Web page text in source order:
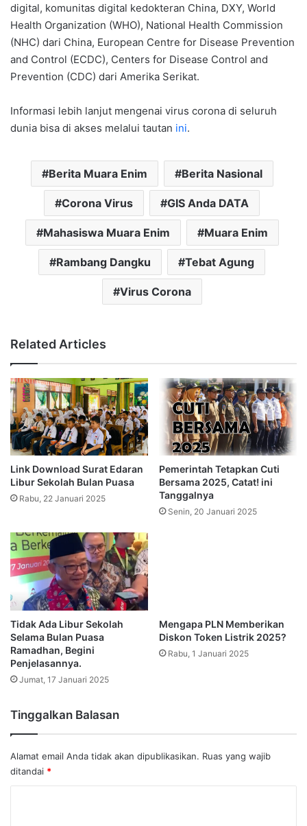
digital, komunitas digital kedokteran China, DXY, World
Health Organization (WHO), National Health Commission
(NHC) dari China, European Centre for Disease Prevention
and Control (ECDC), Centers for Disease Control and
Prevention (CDC) dari Amerika Serikat.
Informasi lebih lanjut mengenai virus corona di seluruh
dunia bisa di akses melalui tautan ini.
Berita Muara Enim Berita Nasional
Corona Virus GIS Anda DATA
Mahasiswa Muara Enim Muara Enim
Rambang Dangku Tebat Agung
Virus Corona
Related Articles
Link Download Surat Edaran
Libur Sekolah Bulan Puasa
Rabu, 22 Januari 2025
Pemerintah Tetapkan Cuti
Bersama 2025, Catat! ini
Tanggalnya
Senin, 20 Januari 2025
Tidak Ada Libur Sekolah
Selama Bulan Puasa
Ramadhan, Begini
Penjelasannya.
Jumat, 17 Januari 2025
Mengapa PLN Memberikan
Diskon Token Listrik 2025?
Rabu, 1 Januari 2025
Tinggalkan Balasan
Alamat email Anda tidak akan dipublikasikan. Ruas yang wajib
ditandai *